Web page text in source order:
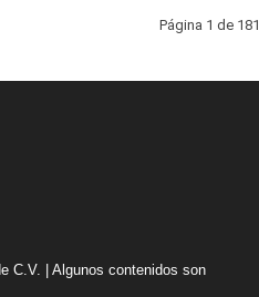
Página 1 de 181
C.V. | Algunos contenidos son